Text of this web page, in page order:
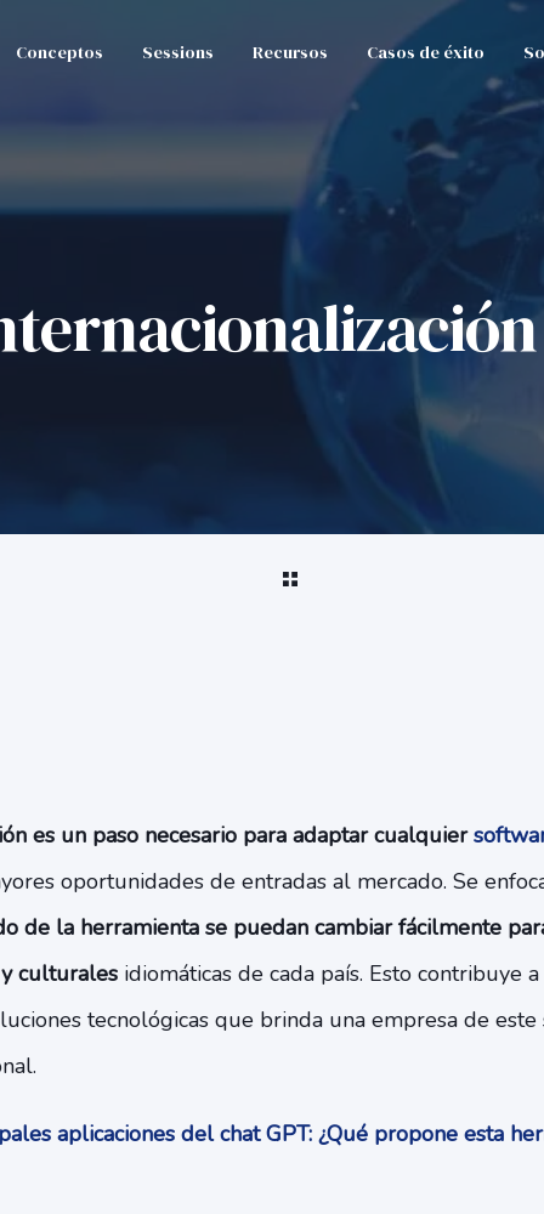
Conceptos Sessions Recursos Casos de éxito
es un paso necesario para adaptar cualquier
oportunidades de entradas al mercado. Se
de la herramienta se puedan cambiar fácilmente
culturales idiomáticas de cada país. Esto contribuye
tecnológicas que brinda una empresa de
aplicaciones del chat GPT: ¿Qué propone esta